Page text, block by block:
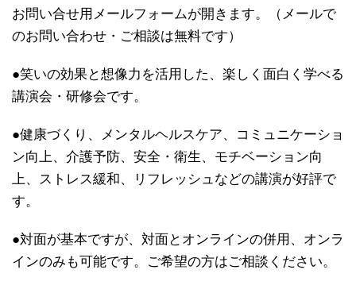
お問い合せ用メールフォームが開きます。（メールで
のお問い合わせ・ご相談は無料です）
●笑いの効果と想像力を活用した、楽しく面白く学べる
講演会・研修会です。
●健康づくり、メンタルヘルスケア、コミュニケーショ
ン向上、介護予防、安全・衛生、モチベーション向
上、ストレス緩和、リフレッシュなどの講演が好評で
す。
●対面が基本ですが、対面とオンラインの併用、オンラ
インのみも可能です。ご希望の方はご相談ください。